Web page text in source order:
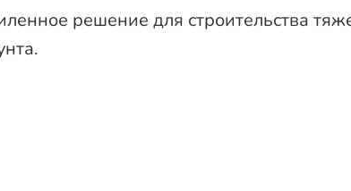
решение для строительства